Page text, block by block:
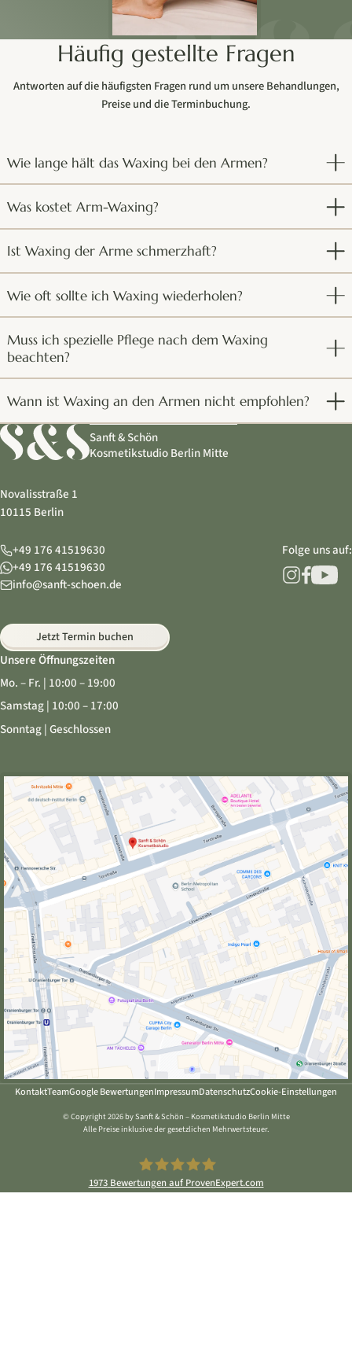
Häufig gestellte Fragen
Antworten auf die häufigsten Fragen rund um unsere Behandlungen,
Preise und die Terminbuchung.
Wie lange hält das Waxing bei den Armen?
Was kostet Arm-Waxing?
Ist Waxing der Arme schmerzhaft?
Wie oft sollte ich Waxing wiederholen?
Muss ich spezielle Pflege nach dem Waxing
beachten?
Wann ist Waxing an den Armen nicht empfohlen?
Sanft & Schön
Kosmetikstudio Berlin Mitte
Novalisstraße 1
10115 Berlin
+49 176 41519630
+49 176 41519630
info@sanft-schoen.de
Folge uns auf:
Unsere Öffnungszeiten
Mo. – Fr. | 10:00 – 19:00
Samstag | 10:00 – 17:00
Sonntag | Geschlossen
Jetzt Termin buchen
KontaktTeamGoogle BewertungenImpressumDatenschutzCookie-Einstellungen
© Copyright 2026 by Sanft & Schön – Kosmetikstudio Berlin Mitte
Alle Preise inklusive der gesetzlichen Mehrwertsteuer.
1973Bewertungen auf ProvenExpert.com